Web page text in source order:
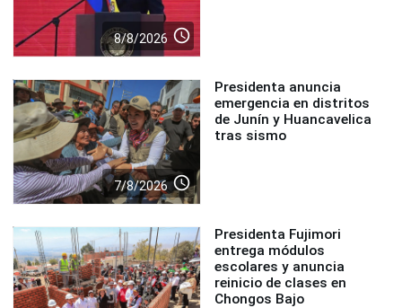
8/8/2026 access_time
7/8/2026 access_time
Presidenta anuncia
emergencia en distritos
de Junín y Huancavelica
tras sismo
Presidenta Fujimori
entrega módulos
escolares y anuncia
reinicio de clases en
Chongos Bajo